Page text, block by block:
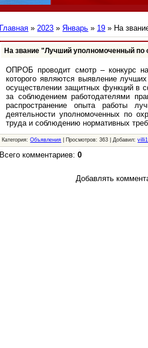
Главная »2023 » Январь » 19 » На
На звание "Лучший уполномоченный по
ОПРОБ проводит смотр – конкурс
которого являются выявление
осуществлении защитных функций в
за соблюдением работодателями
распространение опыта работы
деятельности уполномоченных по
труда и соблюдению нормативных
Категория:Объявления | Просмотров: 363 | Добавил:
Всего комментариев:0
Добавлять